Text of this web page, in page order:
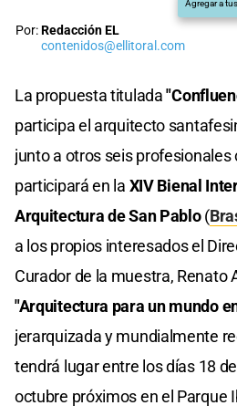
Agregar a
Por:Redacción EL
contenidos@ellitoral.com
La propuesta titulada
participa el arquitecto
junto a otros seis profesionales
participará en la XIV Bienal
Arquitectura de San Pablo(
a los propios interesados el
Curador de la muestra, Renato
"Arquitectura para un mundo
jerarquizada y mundialmente
tendrá lugar entre los días 18
octubre próximos en el Parque